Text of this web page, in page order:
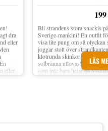
dra
eller
eller
LÄS
Bli strandens stora snackis
Sverige-mankini! En outfit
visa lite pung om så olyckan
joggar stolt över
klotrunda skinkor som inte
solbränna utlovas! Mankini
som inte bara hejar på